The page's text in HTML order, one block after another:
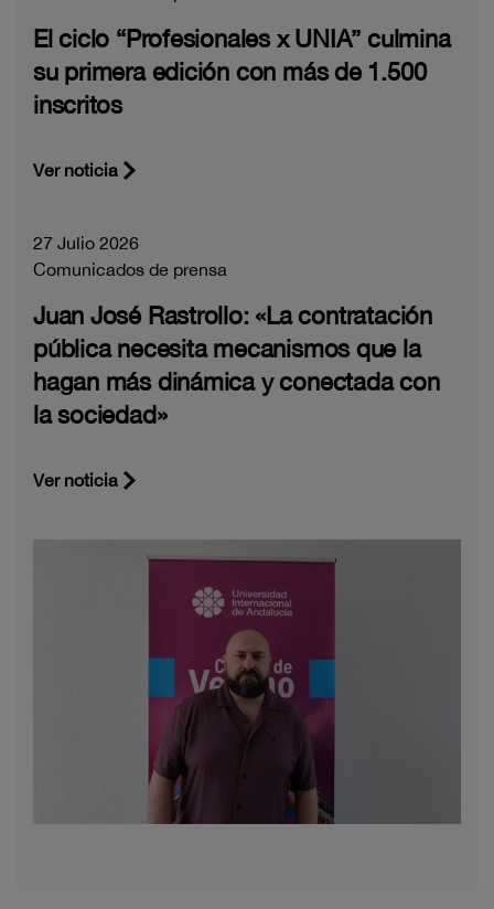
El ciclo “Profesionales x UNIA” culmina
su primera edición con más de 1.500
inscritos
Ver noticia
27 Julio 2026
Comunicados de prensa
Juan José Rastrollo: «La contratación
pública necesita mecanismos que la
hagan más dinámica y conectada con
la sociedad»
Ver noticia